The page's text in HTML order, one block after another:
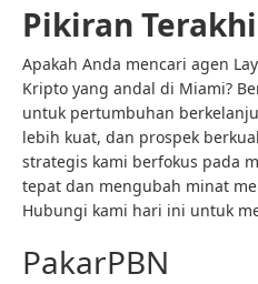
Pikiran
Apakah Anda mencari agen
Kripto yang andal di Miami?
untuk pertumbuhan
lebih kuat, dan prospek
strategis kami berfokus pada
tepat dan mengubah minat
Hubungi kami hari ini untuk
PakarPBN